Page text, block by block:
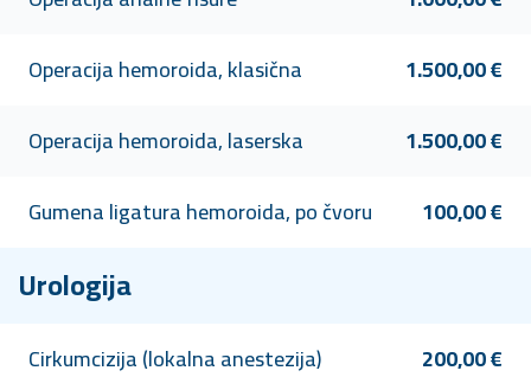
Operacija hemoroida, klasična
1.500,00 €
Operacija hemoroida, laserska
1.500,00 €
Gumena ligatura hemoroida, po čvoru
100,00 €
Urologija
Cirkumcizija (lokalna anestezija)
200,00 €